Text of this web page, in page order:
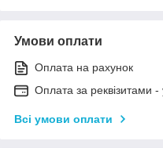
Умови оплати
Оплата на рахунок
Оплата за реквізитами
Всі умови оплати